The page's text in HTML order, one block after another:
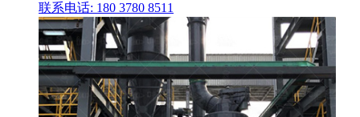
联系电话: 180 3780 8511